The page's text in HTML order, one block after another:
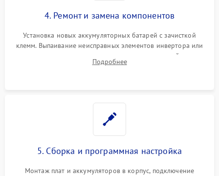
4. Ремонт и замена компонентов
Установка новых аккумуляторных батарей с зачисткой
клемм. Выпаивание неисправных элементов инвертора или
цепи зарядки и монтаж новых радиодеталей.
Восстановление поврежденных токоведущих дорожек и
Подробнее
5. Сборка и программная настройка
Монтаж плат и аккумуляторов в корпус, подключение